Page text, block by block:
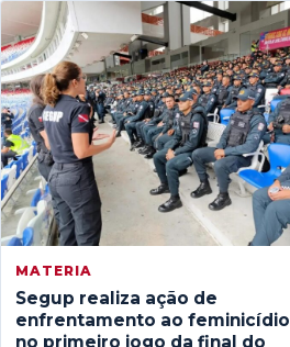
MATERIA
Segup realiza ação de
enfrentamento ao feminicídio
no primeiro jogo da final do